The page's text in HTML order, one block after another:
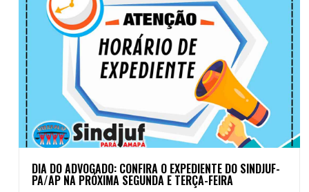
DIA DO ADVOGADO: CONFIRA O EXPEDIENTE DO SINDJUF-
PA/AP NA PRÓXIMA SEGUNDA E TERÇA-FEIRA